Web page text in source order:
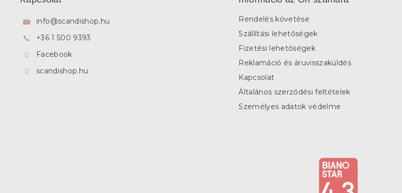
info@scandishop.hu
+36 1 500 9393
Facebook
scandishop.hu
Rendelés követése
Szállítási lehetőségek
Fizetési lehetőségek
Reklamáció és áruvisszaküldés
Kapcsolat
Általános szerződési feltételek
Személyes adatok védelme